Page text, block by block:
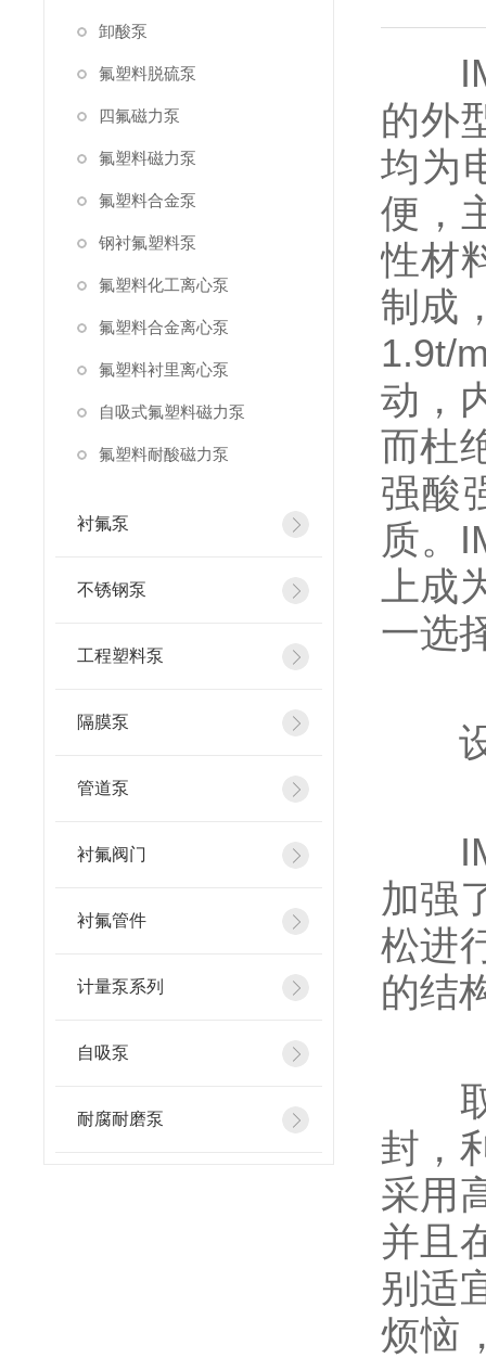
卸酸泵
氟塑料脱硫泵
四氟磁力泵
氟塑料磁力泵
氟塑料合金泵
钢衬氟塑料泵
氟塑料化工离心泵
氟塑料合金离心泵
氟塑料衬里离心泵
自吸式氟塑料磁力泵
氟塑料耐酸磁力泵
衬氟泵
不锈钢泵
工程塑料泵
隔膜泵
管道泵
衬氟阀门
衬氟管件
计量泵系列
自吸泵
耐腐耐磨泵
的外
均为
便，
性材
制成
1.9t/
动，
而杜
强酸
质。
上
一选
设
加强
松进
的结
取
封，
采用
并且
别适
烦恼